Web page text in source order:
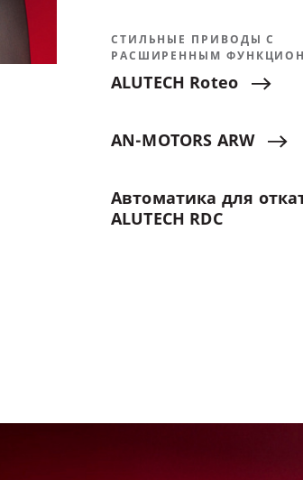
СТИЛЬНЫЕ ПРИВОДЫ С
РАСШИРЕННЫМ
ALUTECH Roteo
AN-MOTORS ARW
Автоматика для
ALUTECH RDC